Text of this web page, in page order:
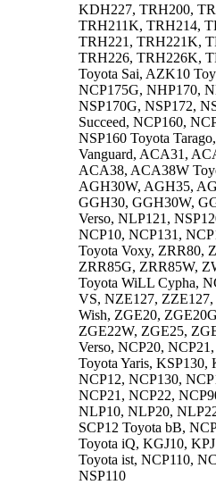
KDH227, TRH200,
TRH211K, TRH214,
TRH221, TRH221K,
TRH226, TRH226K,
Toyota Sai, AZK10
NCP175G, NHP170,
NSP170G, NSP172,
Succeed, NCP160,
NSP160 Toyota
Vanguard, ACA31,
ACA38, ACA38W
AGH30W, AGH35,
GGH30, GGH30W,
Verso, NLP121,
NCP10, NCP131,
Toyota Voxy, ZRR80,
ZRR85G, ZRR85W,
Toyota WiLL Cypha,
VS, NZE127,
Wish, ZGE20,
ZGE22W, ZGE25,
Verso, NCP20,
Toyota Yaris, KSP130,
NCP12, NCP130,
NCP21, NCP22,
NLP10, NLP20,
SCP12 Toyota bB,
Toyota iQ, KGJ10,
Toyota ist, NCP110,
NSP110